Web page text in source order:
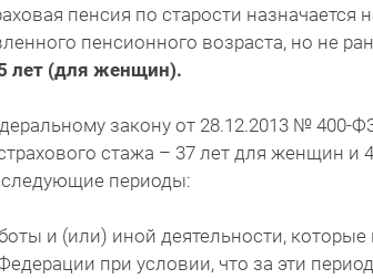
пенсия по старости назначается
пенсионного возраста, но не
лет (для женщин).
закону от 28.12.2013 № 400-
стажа – 37 лет для женщин и
периоды:
и (или) иной деятельности,
при условии, что за эти